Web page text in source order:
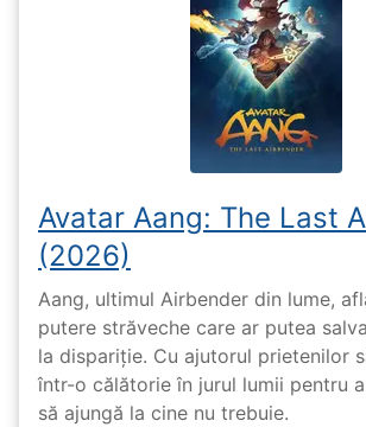
Avatar Aang: The Last
(2026)
Aang, ultimul Airbender din lume,
putere străveche care ar putea
la dispariție. Cu ajutorul prietenilor
într-o călătorie în jurul lumii pentru
să ajungă la cine nu trebuie.